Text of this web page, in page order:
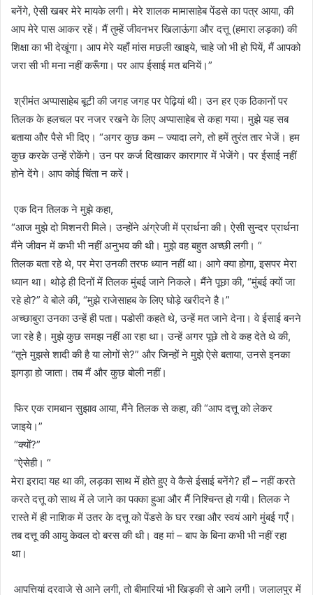
बनेंगे, ऐसी खबर मेरे मायके लगी। मेरे शालक मामासाहेब पेंडसे का पत्र आया, की
आप मेरे पास आकर रहें। मैं तुम्हें जीवनभर खिलाऊंगा और दत्तू (हमारा लड़का) की
शिक्षा का भी देखूंगा। आप मेरे यहाँ मांस मछली खाइये, चाहे जो भी हो पियें, मैं आपको
जरा सी भी मना नहीं करूँगा। पर आप ईसाई मत बनियें।”
श्रीमंत अप्पासाहेब बूटी की जगह जगह पर पेढ़ियां थी। उन हर एक ठिकानों पर
तिलक के हलचल पर नजर रखने के लिए अप्पासाहेब से कहा गया। मुझे यह सब
बताया और पैसे भी दिए। “अगर कुछ कम – ज्यादा लगे, तो हमें तुरंत तार भेजें। हम
कुछ करके उन्हें रोकेंगे। उन पर कर्ज दिखाकर कारागार में भेजेंगे। पर ईसाई नहीं
होने देंगे। आप कोई चिंता न करें।
एक दिन तिलक ने मुझे कहा,
“आज मुझे दो मिशनरी मिले। उन्होंने अंग्रेजी में प्रार्थना की। ऐसी सुन्दर प्रार्थना
मैंने जीवन में कभी भी नहीं अनुभव की थी। मुझे वह बहुत अच्छी लगी। “
तिलक बता रहे थे, पर मेरा उनकी तरफ ध्यान नहीं था। आगे क्या होगा, इसपर मेरा
ध्यान था। थोड़े ही दिनों में तिलक मुंबई जाने निकले। मैंने पूछा की, “मुंबई क्यों जा
रहे हो?” वे बोले की, “मुझे राजेसाहब के लिए घोड़े खरीदने है।”
अच्छाबुरा उनका उन्हें ही पता। पडोसी कहते थे, उन्हें मत जाने देना। वे ईसाई बनने
जा रहे है। मुझे कुछ समझ नहीं आ रहा था। उन्हें अगर पूछे तो वे कह देते थे की,
“तूने मुझसे शादी की है या लोगों से?” और जिन्हों ने मुझे ऐसे बताया, उनसे इनका
झगड़ा हो जाता। तब मैं और कुछ बोली नहीं।
फिर एक रामबान सुझाव आया, मैंने तिलक से कहा, की “आप दत्तू को लेकर
जाइये।”
“क्यों?”
“ऐसेही। “
मेरा इरादा यह था की, लड़का साथ में होते हुए वे कैसे ईसाई बनेंगे? हाँ – नहीं करते
करते दत्तू को साथ में ले जाने का पक्का हुआ और मैं निश्चिन्त हो गयी। तिलक ने
रास्ते में ही नाशिक में उतर के दत्तू को पेंडसे के घर रखा और स्वयं आगे मुंबई गएँ।
तब दत्तू की आयु केवल दो बरस की थी। वह मां – बाप के बिना कभी भी नहीं रहा
था।
आपत्तियां दरवाजे से आने लगी, तो बीमारियां भी खिड़की से आने लगी। जलालपुर में